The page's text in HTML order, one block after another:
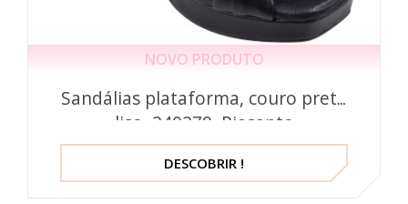
NOVO PRODUTO
Sandálias plataforma, couro preto
liso, 240279, Piesanto
DESCOBRIR !